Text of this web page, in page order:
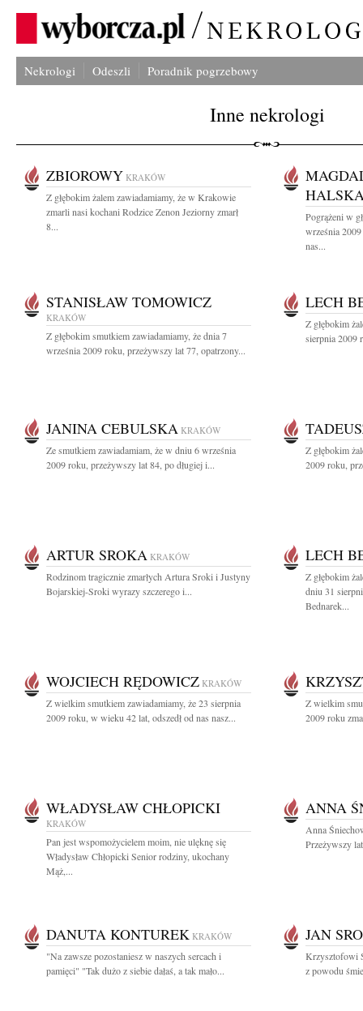
Nekrologi Odeszli Poradnik pogrzebowy
Inne nekrologi
ZBIOROWY KRAKÓW
Z głębokim żalem zawiadamiamy, że w Krakowie
zmarli nasi kochani Rodzice Zenon Jeziorny zmarł
8...
Pogrążeni w
września
nas...
STANISŁAW TOMOWICZ
KRAKÓW
Z głębokim smutkiem zawiadamiamy, że dnia 7
września 2009 roku, przeżywszy lat 77, opatrzony...
LECH
Z głębokim
sierpnia 2009
JANINA CEBULSKA KRAKÓW
Ze smutkiem zawiadamiam, że w dniu 6 września
2009 roku, przeżywszy lat 84, po długiej i...
Z głębokim
2009 roku,
ARTUR SROKA KRAKÓW
Rodzinom tragicznie zmarłych Artura Sroki i Justyny
Bojarskiej-Sroki wyrazy szczerego i...
LECH
Z głębokim
dniu 31
Bednarek...
WOJCIECH RĘDOWICZ KRAKÓW
Z wielkim smutkiem zawiadamiamy, że 23 sierpnia
2009 roku, w wieku 42 lat, odszedł od nas nasz...
Z wielkim
2009 roku
WŁADYSŁAW CHŁOPICKI
KRAKÓW
Pan jest wspomożycielem moim, nie ulęknę się
Władysław Chłopicki Senior rodziny, ukochany
Mąż,...
ANNA
Anna
Przeżywszy
DANUTA KONTUREK KRAKÓW
"Na zawsze pozostaniesz w naszych sercach i
pamięci" "Tak dużo z siebie dałaś, a tak mało...
JAN
Krzysztofowi
z powodu